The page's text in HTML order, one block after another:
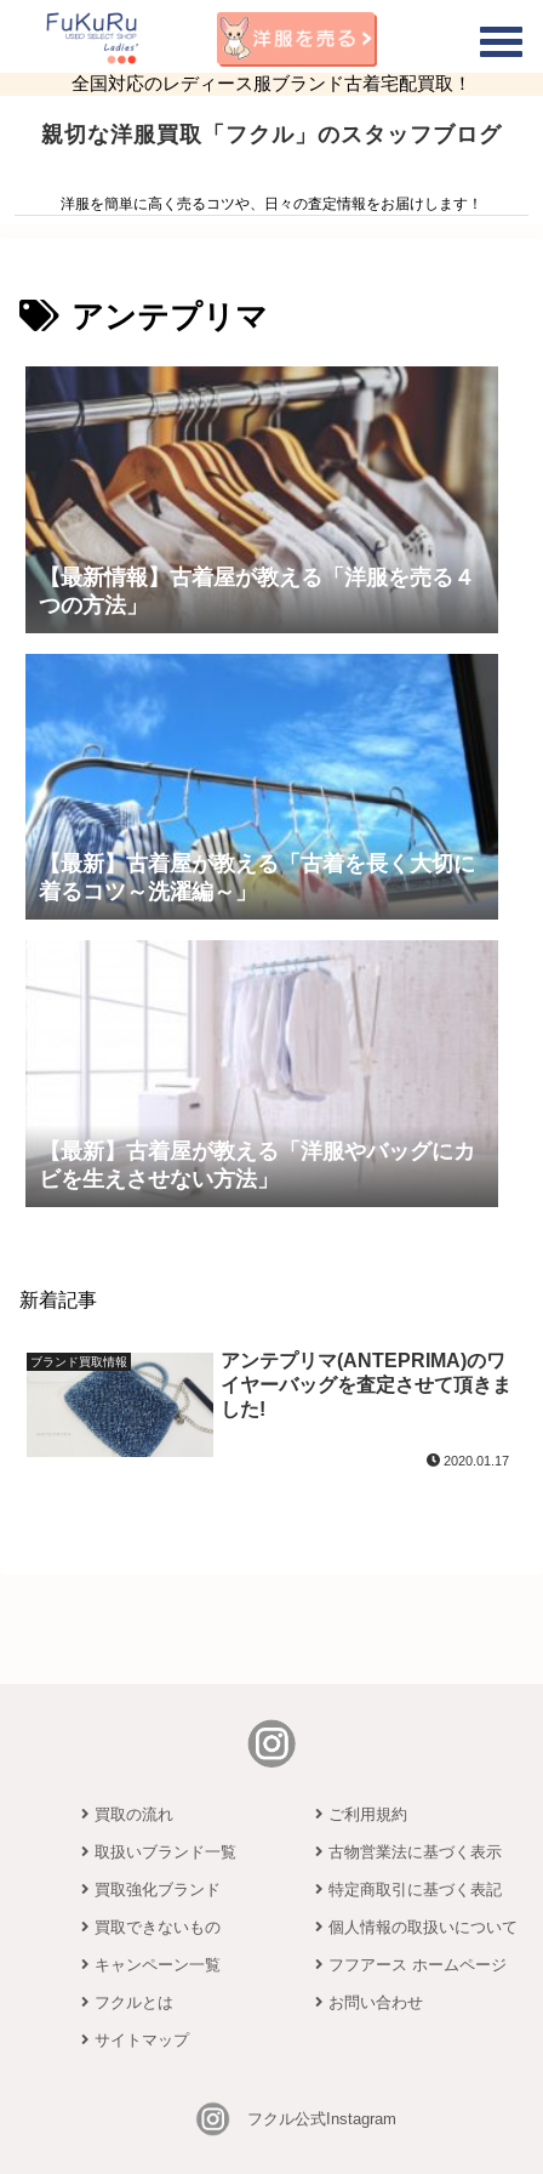
全国対応のレディース服ブランド古着宅配買取！
親切な洋服買取「フクル」のスタッフブログ
洋服を簡単に高く売るコツや、日々の査定情報をお届けします！
アンテプリマ
【最新情報】古着屋が教える「洋服を売る４
つの方法」
【最新】古着屋が教える「古着を長く大切に
着るコツ～洗濯編～」
【最新】古着屋が教える「洋服やバッグにカ
ビを生えさせない方法」
新着記事
ブランド買取情報
アンテプリマ(ANTEPRIMA)の​ワ
イヤーバッグを査定させて頂きま
した!
2020.01.17
買取の流れ
取扱いブランド一覧
買取強化ブランド
買取できないもの
キャンペーン一覧
フクルとは
サイトマップ
ご利用規約
古物営業法に基づく表示
特定商取引に基づく表記
個人情報の取扱いについて
フフアース ホームページ
お問い合わせ
フクル公式Instagram